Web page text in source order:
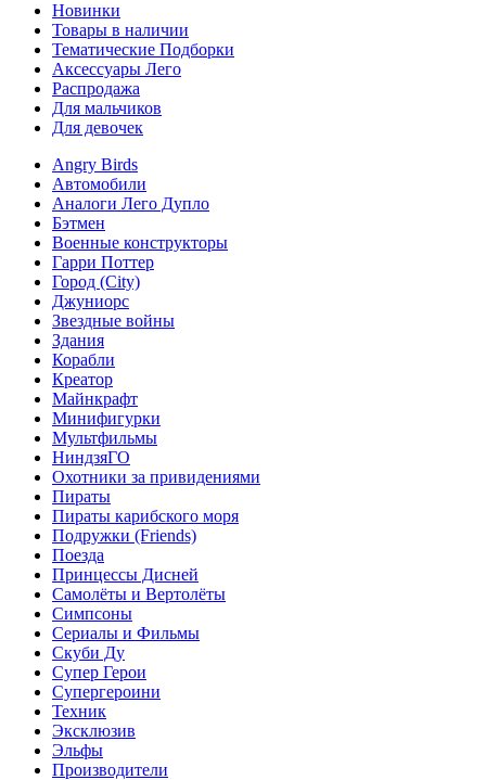
Новинки
Товары в наличии
Тематические Подборки
Аксессуары Лего
Распродажа
Для мальчиков
Для девочек
Angry Birds
Автомобили
Аналоги Лего Дупло
Бэтмен
Военные конструкторы
Гарри Поттер
Город (City)
Джуниорс
Звездные войны
Здания
Корабли
Креатор
Майнкрафт
Минифигурки
Мультфильмы
НиндзяГО
Охотники за привидениями
Пираты
Пираты карибского моря
Подружки (Friends)
Поезда
Принцессы Дисней
Самолёты и Вертолёты
Симпсоны
Сериалы и Фильмы
Скуби Ду
Супер Герои
Супергероини
Техник
Эксклюзив
Эльфы
Производители